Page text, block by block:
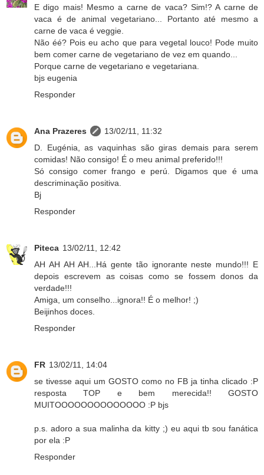
E digo mais! Mesmo a carne de vaca? Sim!? A carne de
vaca é de animal vegetariano... Portanto até mesmo a
carne de vaca é veggie.
Não éé? Pois eu acho que para vegetal louco! Pode muito
bem comer carne de vegetariano de vez em quando...
Porque carne de vegetariano e vegetariana.
bjs eugenia
Responder
Ana Prazeres
13/02/11, 11:32
D. Eugénia, as vaquinhas são giras demais para serem
comidas! Não consigo! É o meu animal preferido!!!
Só consigo comer frango e perú. Digamos que é uma
descriminação positiva.
Bj
Responder
Piteca 13/02/11, 12:42
AH AH AH AH...Há gente tão ignorante neste mundo!!! E
depois escrevem as coisas como se fossem donos da
verdade!!!
Amiga, um conselho...ignora!! É o melhor! ;)
Beijinhos doces.
Responder
FR 13/02/11, 14:04
se tivesse aqui um GOSTO como no FB ja tinha clicado :P
resposta TOP e bem merecida!! GOSTO
MUITOOOOOOOOOOOOOO :P bjs
p.s. adoro a sua malinha da kitty ;) eu aqui tb sou fanática
por ela :P
Responder